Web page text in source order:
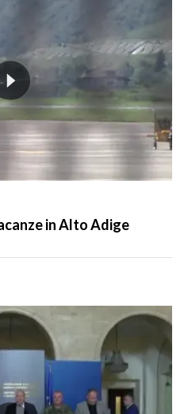
in Alto Adige